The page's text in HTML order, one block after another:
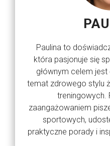
Paulina to
która pasjonuje się
głównym celem
temat zdrowego stylu
treningowych.
zaangażowaniem
sportowych,
praktyczne porady i